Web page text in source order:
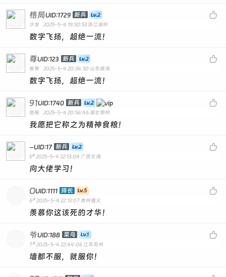

格局UID:1729 新兵
沙发 2025-5-4 19:50:53 浙江湖州
数字飞扬，超绝一流！

尊UID:123 新兵
板凳 2025-5-4 20:34:30 山东威海
数字飞扬，超绝一流！

91UID:1740 新兵
地板 2025-5-4 20:56:46 湖北鄂州
我愿把它称之为精神食粮！

-UID:17 新兵
5# 2025-5-4 22:13:04 广西北海
向大佬学习！

OUID:1111 排长
6# 2025-5-4 22:13:07 贵州遵义
羡慕你这该死的才华！

爷UID:188 菜鸟
7# 2025-5-4 22:44:06 江苏苏州
墙都不服，就服你！